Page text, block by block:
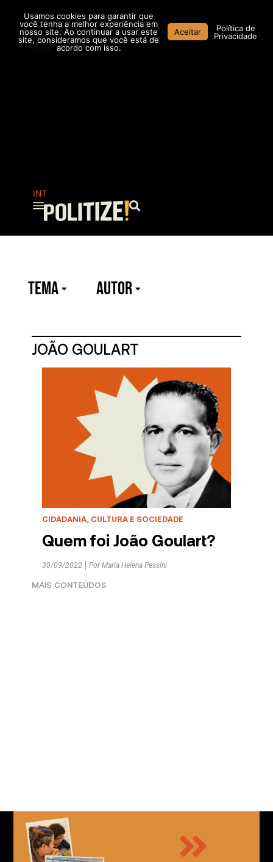
conteúdo
AR MX
INT
Pesquisar
TEMA Autor
JOÃO GOULART
CIDADANIA, CULTURA E SOCIEDADE
Quem foi João Goulart?
30/09/2022 Por Maria Helena Pessini
Usamos cookies para garantir que
você tenha a melhor experiência em
nosso site. Ao continuar a usar este
site, consideramos que você está de
acordo com isso.
Aceitar
Política de
Privacidade